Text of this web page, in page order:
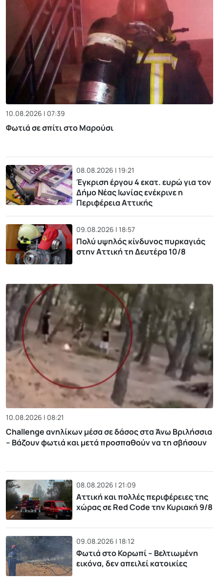
10.08.2026 | 07:39
Φωτιά σε σπίτι στο Μαρούσι
08.08.2026 | 19:21
Έγκριση έργου 4 εκατ. ευρώ για τον
Δήμο Νέας Ιωνίας ενέκρινε η
Περιφέρεια Αττικής
09.08.2026 | 18:57
Πολύ υψηλός κίνδυνος πυρκαγιάς
στην Αττική τη Δευτέρα 10/8
10.08.2026 | 08:21
Challenge ανηλίκων μέσα σε δάσος στα Άνω Βριλήσσια
– Βάζουν φωτιά και μετά προσπαθούν να τη σβήσουν
08.08.2026 | 21:09
Αττική και πολλές περιφέρειες της
χώρας σε Red Code την Κυριακή 9/8
09.08.2026 | 18:12
Φωτιά στο Κορωπί – Βελτιωμένη
εικόνα, δεν απειλεί κατοικίες